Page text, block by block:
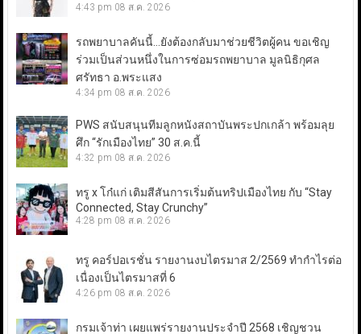
4:43 pm 08 ส.ค. 2026
รถพยาบาลคันนี้…ยังต้องกลับมาช่วยชีวิตผู้คน ขอเชิญ
ร่วมเป็นส่วนหนึ่งในการซ่อมรถพยาบาล มูลนิธิกุศล
ศรัทธา อ.พระแสง
4:34 pm 08 ส.ค. 2026
PWS สนับสนุนทีมลูกหนังสถาบันพระปกเกล้า พร้อมลุย
ศึก “รักเมืองไทย” 30 ส.ค.นี้
4:32 pm 08 ส.ค. 2026
ทรู x โก๋แก่ เติมสีสันการเริ่มต้นทริปเมืองไทย กับ “Stay
Connected, Stay Crunchy”
4:28 pm 08 ส.ค. 2026
ทรู คอร์ปอเรชั่น รายงานงบไตรมาส 2/2569 ทำกำไรต่อ
เนื่องเป็นไตรมาสที่ 6
4:26 pm 08 ส.ค. 2026
กรมเจ้าท่า เผยแพร่รายงานประจำปี 2568 เชิญชวน